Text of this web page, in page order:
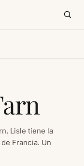
Lisle tiene la
Francia. Un